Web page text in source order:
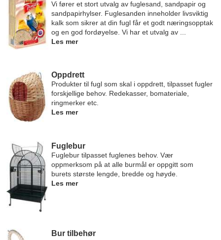
Vi fører et stort utvalg av fuglesand, sandpapir og
sandpapirhylser. Fuglesanden inneholder livsviktig
kalk som sikrer at din fugl får et godt næringsopptak
og en god fordøyelse. Vi har et utvalg av ...
Les mer
Oppdrett
Produkter til fugl som skal i oppdrett, tilpasset fugler
forskjellige behov. Redekasser, bomateriale,
ringmerker etc.
Les mer
Fuglebur
Fuglebur tilpasset fuglenes behov. Vær
oppmerksom på at alle burmål er oppgitt som
burets største lengde, bredde og høyde.
Les mer
Bur tilbehør